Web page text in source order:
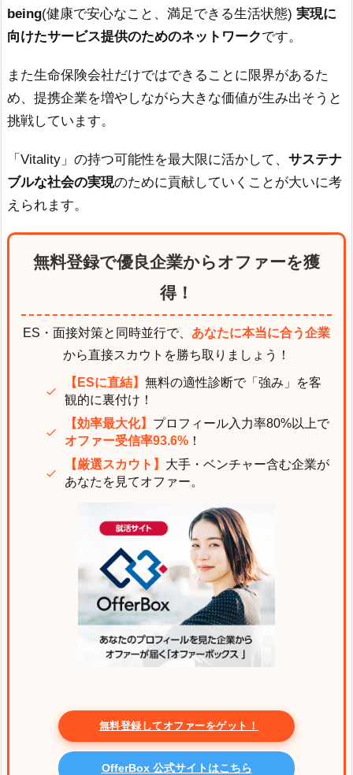
being(健康で安心なこと、満足できる生活状態) 実現に
向けたサービス提供のためのネットワークです。
また生命保険会社だけではできることに限界があるた
め、提携企業を増やしながら大きな価値が生み出そうと
挑戦しています。
「Vitality」の持つ可能性を最大限に活かして、 サステナ
ブルな社会の実現のために貢献していくことが大いに考
えられます。
無料登録で優良企業からオファーを獲
得！
ES・面接対策と同時並行で、 あなたに本当に合う企業
から直接スカウトを勝ち取りましょう！
【ESに直結】 無料の適性診断で「強み」を客
観的に裏付け！
【効率最大化】 プロフィール入力率80%以上で
オファー受信率93.6% ！
【厳選スカウト】 大手・ベンチャー含む企業が
あなたを見てオファー。
無料登録してオファーをゲット！
OfferBox 公式サイトはこちら